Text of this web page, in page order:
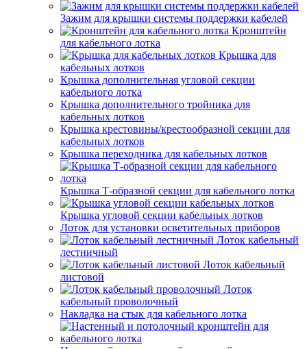
Зажим для крышки системы поддержки кабелей
Кронштейн
для кабельного лотка
Крышка для
кабельных лотков
Крышка дополнительная угловой секции
кабельного лотка
Крышка дополнительного тройника для
кабельных лотков
Крышка крестовины/крестообразной секции для
кабельных лотков
Крышка переходника для кабельных лотков
Крышка Т-образной секции для кабельного лотка
Крышка угловой секции кабельных лотков
Лоток для установки осветительных приборов
Лоток кабельный
лестничный
Лоток кабельный
листовой
Лоток
кабельный проволочный
Накладка на стык для кабельного лотка